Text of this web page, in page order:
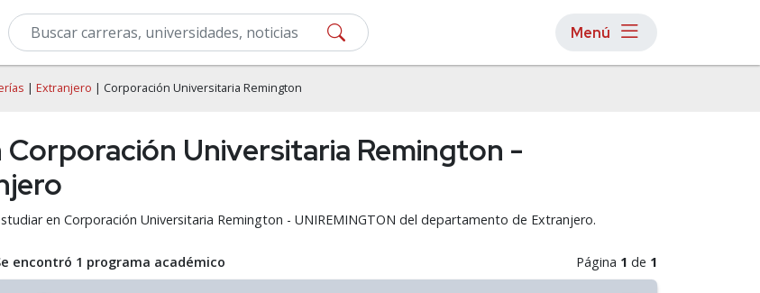
Menú
| Extranjero | Corporación Universitaria Remington
Corporación Universitaria Remington -
en Corporación Universitaria Remington - UNIREMINGTON del departamento de Extranjero.
encontró 1 programa académico Página 1 de 1